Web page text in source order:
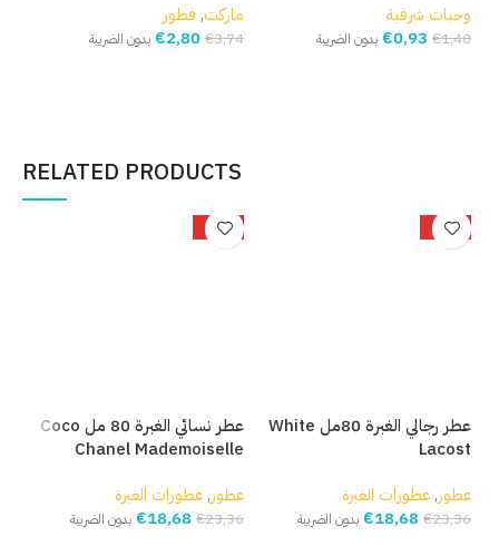
وجبات شرقية
€1,40
€0,93 بدون الضريبة
ماركت, فطور
€3,74
€2,80 بدون الضريبة
RELATED PRODUCTS
-20%
عطر رجالي الغبرة 80مل White
Lacost
عطور, عطورات الغبرة
€23,36
€18,68 بدون الضريبة
-20%
عطر نسائي الغبرة 80 مل Coco
Chanel Mademoiselle
عطور, عطورات الغبرة
€23,36
€18,68 بدون الضريبة